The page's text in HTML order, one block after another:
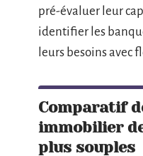
pré-évaluer leur
identifier les
leurs besoins avec
Comparatif
immobilier
plus souples